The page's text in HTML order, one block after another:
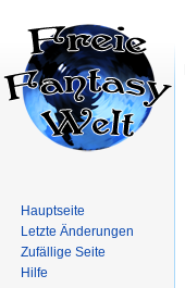
Hauptseite
Letzte Änderungen
Zufällige Seite
Hilfe